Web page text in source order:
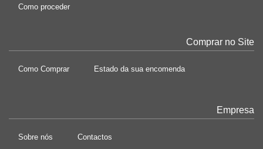
Como proceder
Comprar no Site
Como Comprar Estado da sua encomenda
Empresa
Sobre nós Contactos